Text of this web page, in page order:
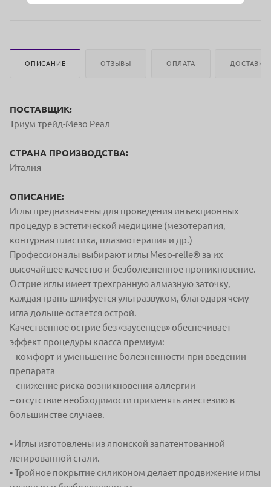
ОПИСАНИЕ ОТЗЫВЫ ОПЛАТА ДОСТАВКА
ПОСТАВЩИК:
Триум трейд-Мезо Реал
СТРАНА ПРОИЗВОДСТВА:
Италия
ОПИСАНИЕ:
Иглы предназначены для проведения инъекционных
процедур в эстетической медицине (мезотерапия,
контурная пластика, плазмотерапия и др.)
Профессионалы выбирают иглы Meso-relle® за их
высочайшее качество и безболезненное проникновение.
Острие иглы имеет трехгранную алмазную заточку,
каждая грань шлифуется ультразвуком, благодаря чему
игла дольше остается острой.
Качественное острие без «заусенцев» обеспечивает
эффект процедуры класса премиум:
– комфорт и уменьшение болезненности при введении
препарата
– снижение риска возникновения аллергии
– отсутствие необходимости применять анестезию в
большинстве случаев.
• Иглы изготовлены из японской запатентованной
легированной стали.
• Тройное покрытие силиконом делает продвижение иглы